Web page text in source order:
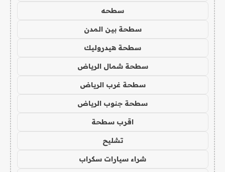
سطحه
سطحة بين المدن
سطحة هيدروليك
سطحة شمال الرياض
سطحة غرب الرياض
سطحة جنوب الرياض
اقرب سطحة
تشليح
شراء سيارات سكراب